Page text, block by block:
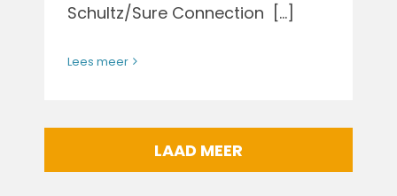
Schultz/Sure Connection [...]
Lees meer
LAAD MEER